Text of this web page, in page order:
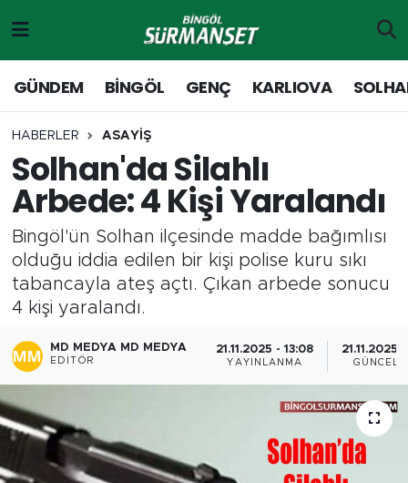
GÜNDEM BİNGÖL GENÇ KARLIOVA
HABERLER ASAYİŞ
Solhan'da Silahlı
Arbede: 4 Kişi Yaralandı
Bingöl'ün Solhan ilçesinde madde bağımlısı
olduğu iddia edilen bir kişi polise kuru sıkı
tabancayla ateş açtı. Çıkan arbede sonucu
4 kişi yaralandı.
MD MEDYA MD MEDYA
EDITÖR
21.11.2025 - 13:08
YAYINLANMA
21.11.2025
Genç
Solhan
Karlıova
Adaklı-Kiğı
Yayladere-Yedisu
MD Prestij Dergisi
Spor
Merkez Hava Durumu
Merkez Trafik Yoğunluk Haritası
Süper Lig Puan Durumu ve Fikstür
Tüm Manşetler
Son Dakika Haberleri
Haber Arşivi